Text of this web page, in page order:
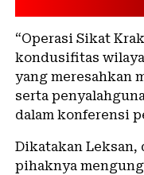
“Operasi Sikat
kondusifitas
yang meresahkan
serta
dalam konferensi
Dikatakan Leksan,
pihaknya